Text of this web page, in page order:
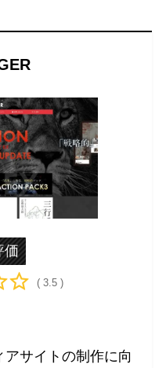
価
( 3.5 )
サイトの制作に向